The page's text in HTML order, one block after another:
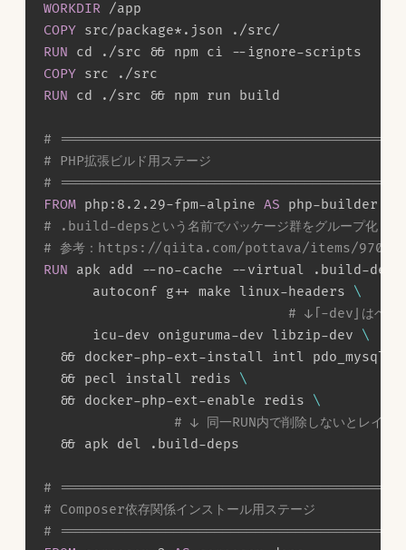
WORKDIR /app
COPY src/package*.json ./src/
RUN cd ./src && npm ci --ignore-scripts
COPY src ./src
RUN cd ./src && npm run build
#
# PHP拡張ビルド用ステージ
#
FROM php:8.2.29-fpm-alpine AS php-builder
# .build-depsという名前でパッケージ群をグループ化（後
# 参考：https://qiita.com/pottava/items/
RUN apk add --no-cache --virtual .build-
      autoconf g++ make linux-headers
\
# ↓「-dev」はヘッ
      icu-dev oniguruma-dev libzip-dev
\
&& docker-php-ext-install intl pdo_mysql
  && pecl install redis
\
  && docker-php-ext-enable redis
\
# ↓ 同一RUN内で削除しないとレイヤ
  && apk del .build-deps
#
# Composer依存関係インストール用ステージ
#